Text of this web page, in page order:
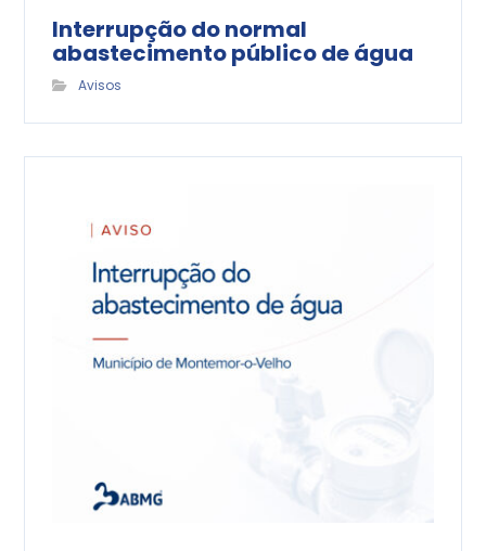
Interrupção do normal
abastecimento público de água
Avisos